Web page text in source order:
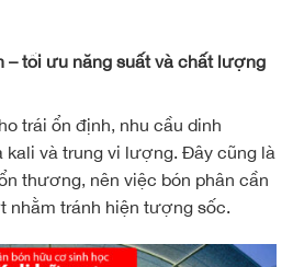
– tối ưu năng suất và chất lượng
trái ổn định, nhu cầu dinh
và trung vi lượng. Đây cũng là
thương, nên việc bón phân cần
nhằm tránh hiện tượng sốc.